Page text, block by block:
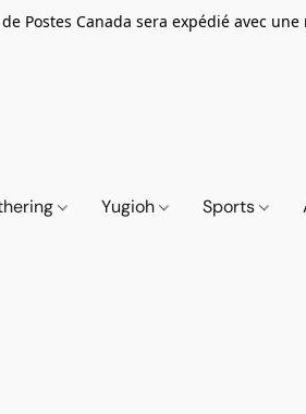
de Postes Canada sera expédié avec
Yugioh Sports